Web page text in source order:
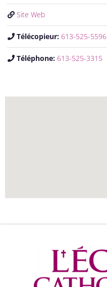
Site Web
Télécopieur: 613-525-5596
Téléphone: 613-525-3315